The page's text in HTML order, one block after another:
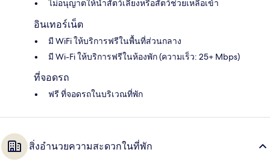
ไม่อนุญาตให้นำสัตว์เลี้ยงหรือสัตว์ช่วยเหลือเข้า
อินเทอร์เน็ต
มี WiFi ให้บริการฟรีในพื้นที่ส่วนกลาง
มี Wi-Fi ให้บริการฟรีในห้องพัก (ความเร็ว: 25+ Mbps)
ที่จอดรถ
ฟรี ที่จอดรถในบริเวณที่พัก
สิ่งอำนวยความสะดวกในที่พัก